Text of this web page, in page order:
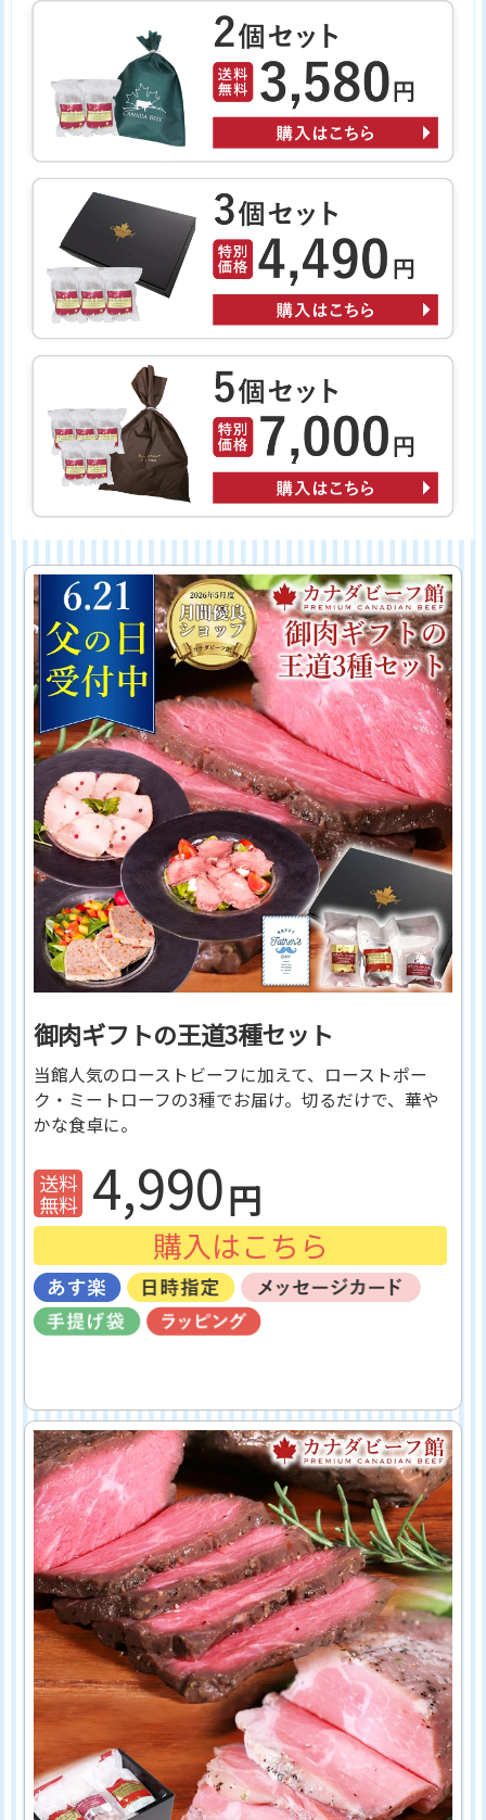
御肉ギフトの王道3種セット
当館人気のローストビーフに加えて、ローストポー
ク・ミートローフの3種でお届け。切るだけで、華や
かな食卓に。
4,990
購入はこちら